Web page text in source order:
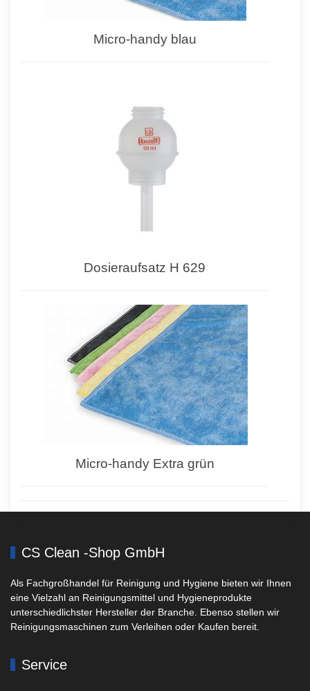
Micro-handy blau
Dosieraufsatz H 629
Micro-handy Extra grün
CS Clean -Shop GmbH
Als Fachgroßhandel für Reinigung und Hygiene bieten wir Ihnen
eine Vielzahl an Reinigungsmittel und Hygieneprodukte
unterschiedlichster Hersteller der Branche. Ebenso stellen wir
Reinigungsmaschinen zum Verleihen oder Kaufen bereit.
Service